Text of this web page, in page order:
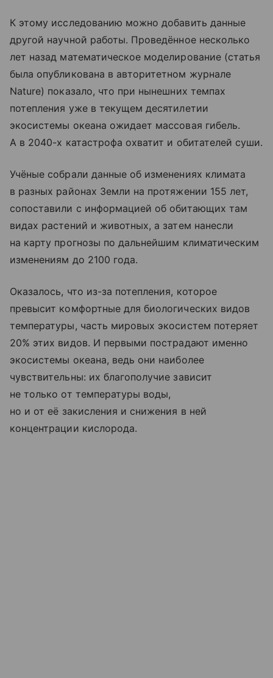
К этому исследованию можно добавить данные
другой научной работы. Проведённое несколько
лет назад математическое моделирование (статья
была опубликована в авторитетном журнале
Nature) показало, что при нынешних темпах
потепления уже в текущем десятилетии
экосистемы океана ожидает массовая гибель.
А в 2040-х катастрофа охватит и обитателей суши.
Учёные собрали данные об изменениях климата
в разных районах Земли на протяжении 155 лет,
сопоставили с информацией об обитающих там
видах растений и животных, а затем нанесли
на карту прогнозы по дальнейшим климатическим
изменениям до 2100 года.
Оказалось, что из-за потепления, которое
превысит комфортные для биологических видов
температуры, часть мировых экосистем потеряет
20% этих видов. И первыми пострадают именно
экосистемы океана, ведь они наиболее
чувствительны: их благополучие зависит
не только от температуры воды,
но и от её закисления и снижения в ней
концентрации кислорода.